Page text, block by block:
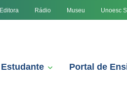
Editora Rádio Museu Unoesc
Portal de